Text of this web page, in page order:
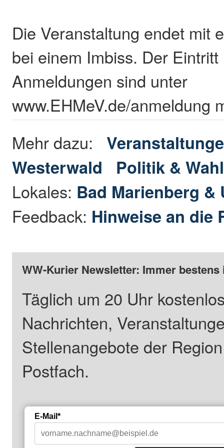
Die Veranstaltung endet mit
bei einem Imbiss. Der
Anmeldungen sind unter
www.EHMeV.de/anmeldung
Mehr dazu:
Westerwald
Politik &
Lokales: Bad Marienberg &
Feedback: Hinweise an die
WW-Kurier Newsletter: Immer
Täglich um 20 Uhr
Nachrichten,
Stellenangebote der
Postfach.
E-Mail*